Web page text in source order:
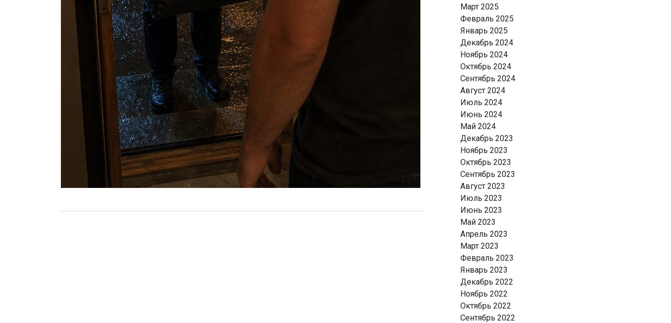
Март 2025
Февраль 2025
Январь 2025
Декабрь 2024
Ноябрь 2024
Октябрь 2024
Сентябрь 2024
Август 2024
Июль 2024
Июнь 2024
Май 2024
Декабрь 2023
Ноябрь 2023
Октябрь 2023
Сентябрь 2023
Август 2023
Июль 2023
Июнь 2023
Май 2023
Апрель 2023
Март 2023
Февраль 2023
Январь 2023
Декабрь 2022
Ноябрь 2022
Октябрь 2022
Сентябрь 2022